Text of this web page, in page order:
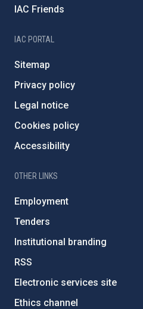
IAC Friends
IAC PORTAL
Sitemap
Privacy policy
Legal notice
Cookies policy
Accessibility
OTHER LINKS
Employment
Tenders
Institutional branding
RSS
Electronic services site
Ethics channel